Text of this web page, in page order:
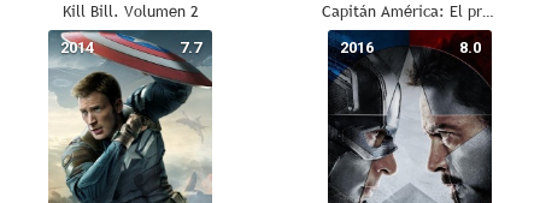
Kill Bill. Volumen 2 Capitán América: El primer vengador
7.7
2014 8.0
2016